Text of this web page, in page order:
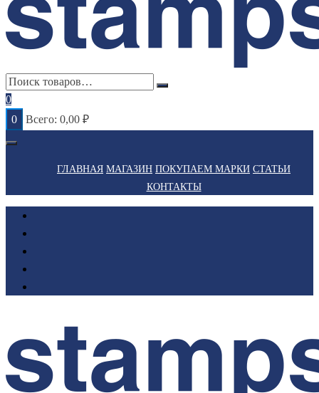
0
0
Всего: 0,00 ₽
ГЛАВНАЯ МАГАЗИН ПОКУПАЕМ МАРКИ СТАТЬИ
КОНТАКТЫ